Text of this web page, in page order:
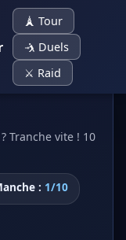
🗼 Tour
🤺 Duels
⚔️ Raid
? Tranche vite ! 10
: 1/10